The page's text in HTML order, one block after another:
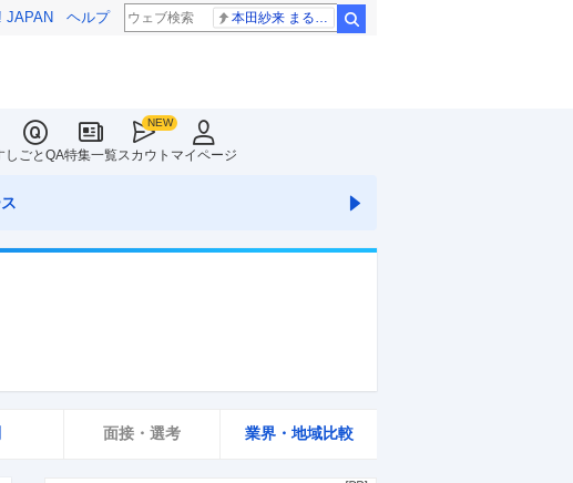
JAPAN ヘルプ
しごとQA特集一覧スカウト マイページ
面接・選考 業界・地域比較